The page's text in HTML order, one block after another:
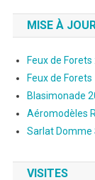
l’article
MISE À
Feux de
Feux de Forets
Blasimonade
Aéromodèles
Sarlat Domme
VISITES